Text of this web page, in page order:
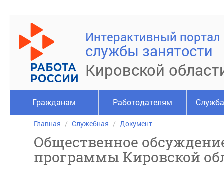
Интерактивный портал
службы занятости
Кировской
Гражданам Работодателям
Главная Служебная Документ
Общественное
программы Кировской